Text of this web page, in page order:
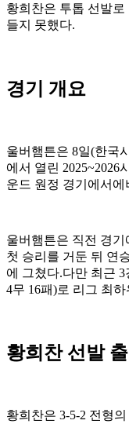
황희찬은 투톱 선발
들지 못했다.
경기 개요
울버햄튼은 8일(한국
에서 열린 2025~2026
운드 원정 경기에서에
울버햄튼은 직전 경
첫 승리를 거둔 뒤 연
에 그쳤다.다만 최근
4무 16패)로 리그 최
황희찬 선발
황희찬은 3-5-2 전형